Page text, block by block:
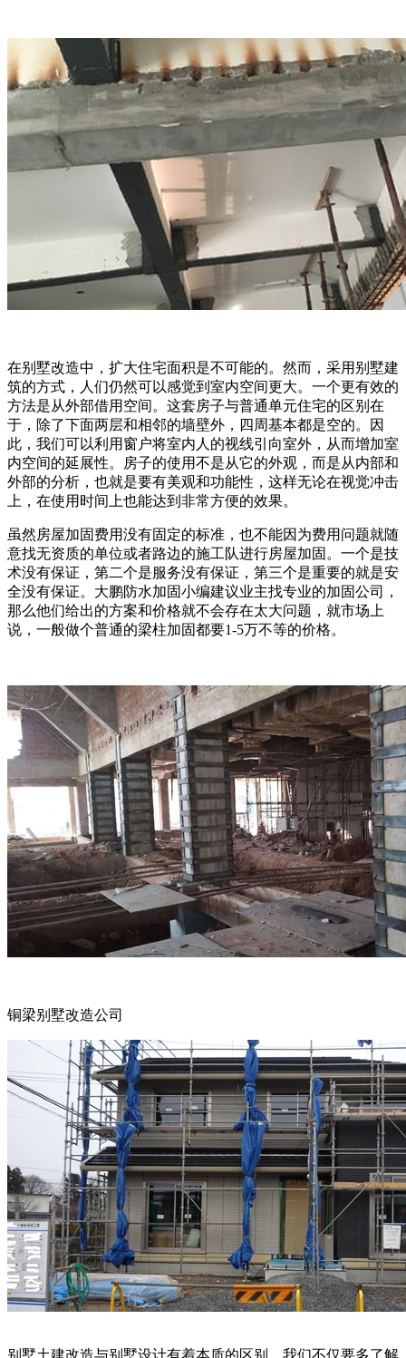
在别墅改造中，扩大住宅面积是不可能的。然而，采用别墅建
筑的方式，人们仍然可以感觉到室内空间更大。一个更有效的
方法是从外部借用空间。这套房子与普通单元住宅的区别在
于，除了下面两层和相邻的墙壁外，四周基本都是空的。因
此，我们可以利用窗户将室内人的视线引向室外，从而增加室
内空间的延展性。房子的使用不是从它的外观，而是从内部和
外部的分析，也就是要有美观和功能性，这样无论在视觉冲击
上，在使用时间上也能达到非常方便的效果。
虽然房屋加固费用没有固定的标准，也不能因为费用问题就随
意找无资质的单位或者路边的施工队进行房屋加固。一个是技
术没有保证，第二个是服务没有保证，第三个是重要的就是安
全没有保证。大鹏防水加固小编建议业主找专业的加固公司，
那么他们给出的方案和价格就不会存在太大问题，就市场上
说，一般做个普通的梁柱加固都要1-5万不等的价格。
铜梁别墅改造公司
别墅土建改造与别墅设计有着本质的区别。我们不仅要多了解